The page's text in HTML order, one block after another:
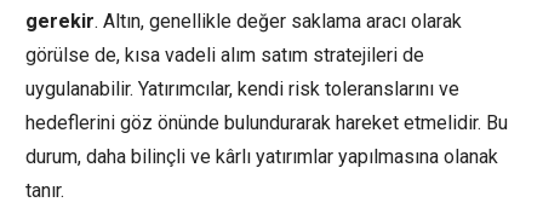
gerekir. Altın, genellikle değer saklama aracı olarak
görülse de, kısa vadeli alım satım stratejileri de
uygulanabilir. Yatırımcılar, kendi risk toleranslarını ve
hedeflerini göz önünde bulundurarak hareket etmelidir. Bu
durum, daha bilinçli ve kârlı yatırımlar yapılmasına olanak
tanır.